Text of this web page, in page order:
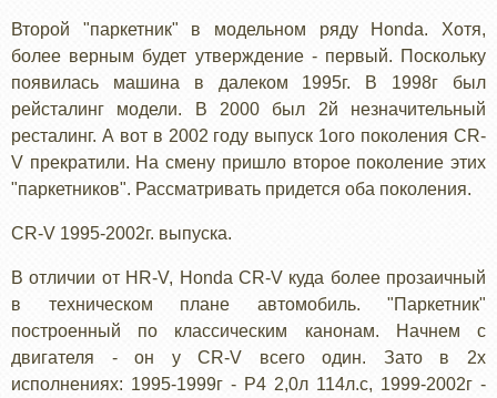
Второй "паркетник" в модельном ряду Honda. Хотя,
более верным будет утверждение - первый. Поскольку
появилась машина в далеком 1995г. В 1998г был
рейсталинг модели. В 2000 был 2й незначительный
ресталинг. А вот в 2002 году выпуск 1ого поколения CR-
V прекратили. На смену пришло второе поколение этих
"паркетников". Рассматривать придется оба поколения.
CR-V 1995-2002г. выпуска.
В отличии от HR-V, Honda CR-V куда более прозаичный
в техническом плане автомобиль. "Паркетник"
построенный по классическим канонам. Начнем с
двигателя - он у CR-V всего один. Зато в 2х
исполнениях: 1995-1999г - Р4 2,0л 114л.с, 1999-2002г -